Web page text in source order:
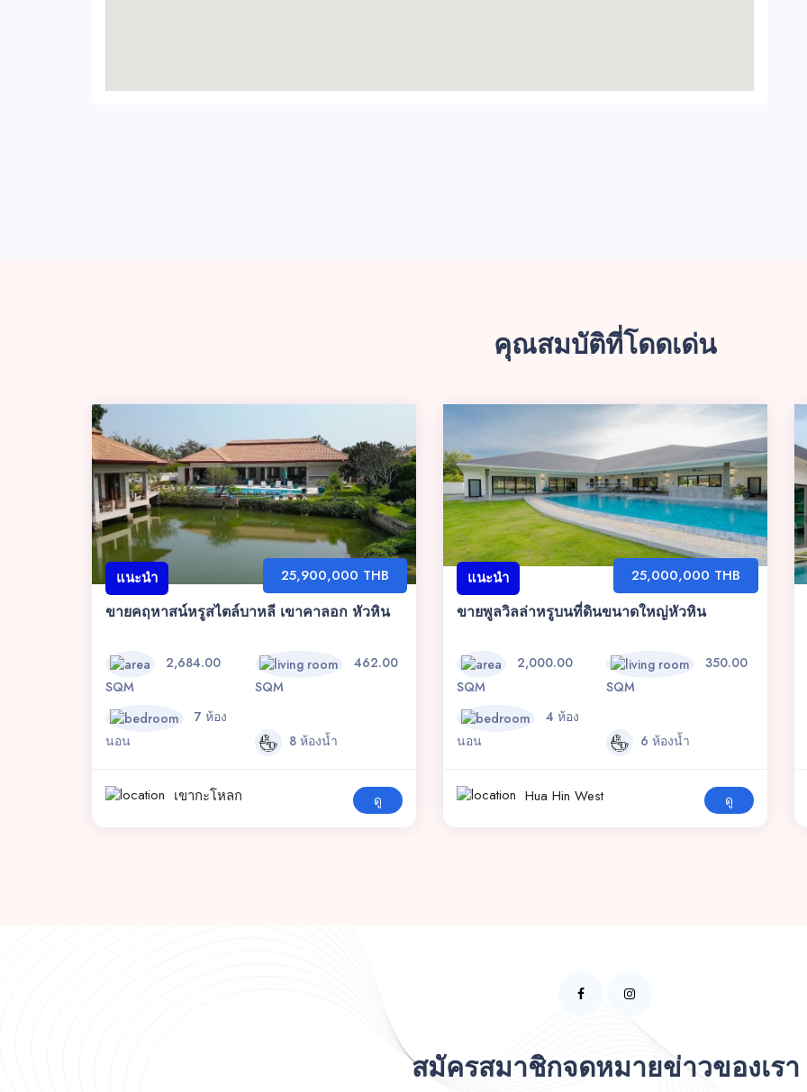
คุณสมบัติที่โดดเด่น
แนะนำ
ขายคฤหาสน์หรูสไตล์บาหลี เขาคาลอก หัวหิน
25,900,000 THB
2,684.00
SQM
462.00
SQM
7 ห้อง
นอน
8 ห้องน้ำ
เขากะโหลก ดู
แนะนำ
ขายพูลวิลล่าหรูบนที่ดินขนาดใหญ่หัวหิน
25,000,000 THB
2,000.00
SQM
350.00
SQM
4 ห้อง
นอน
6 ห้องน้ำ
Hua Hin West ดู
สมัครสมาชิกจดหมายข่าวของเรา